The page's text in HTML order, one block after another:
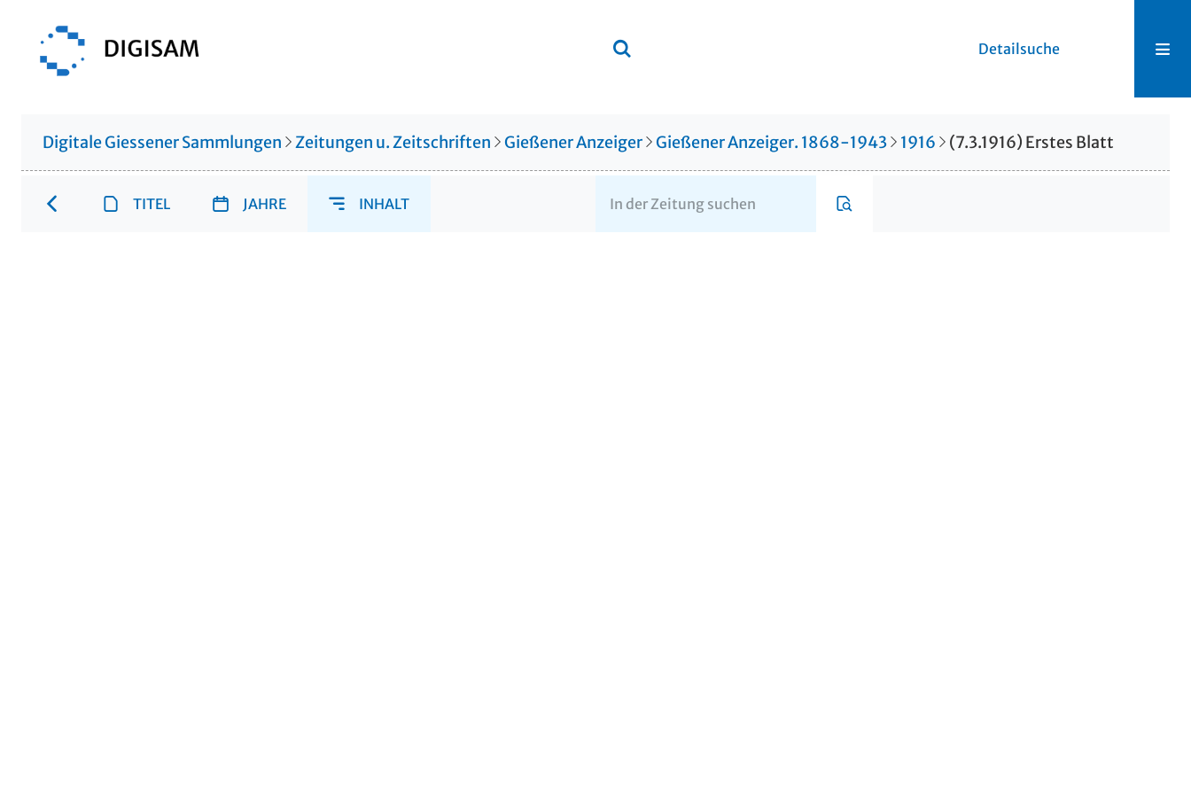
Detailsuche
Digitale Giessener Sammlungen Zeitungen u. Zeitschriften Gießener Anzeiger Gießener Anzeiger. 1868-1943 1916 (7.3.1916) Erstes Blatt
TITEL JAHRE INHALT